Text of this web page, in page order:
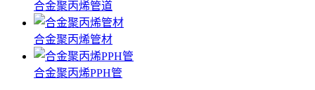
合金聚丙烯管道
合金聚丙烯管材
合金聚丙烯PPH管